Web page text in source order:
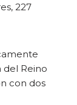
227
del Reino
con dos